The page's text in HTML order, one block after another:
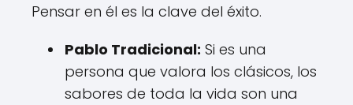
Pensar en él es la clave del éxito.
Pablo Tradicional: Si es una
persona que valora los clásicos, los
sabores de toda la vida son una